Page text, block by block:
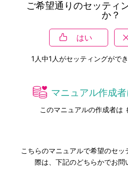
ご希望通りのセッティ
か？
はい
1 人中1 人がセッティングがで
マニュアル作成
このマニュアルの作成者は
こちらのマニュアルで希望のセ
際は、下記のどちらかでお問